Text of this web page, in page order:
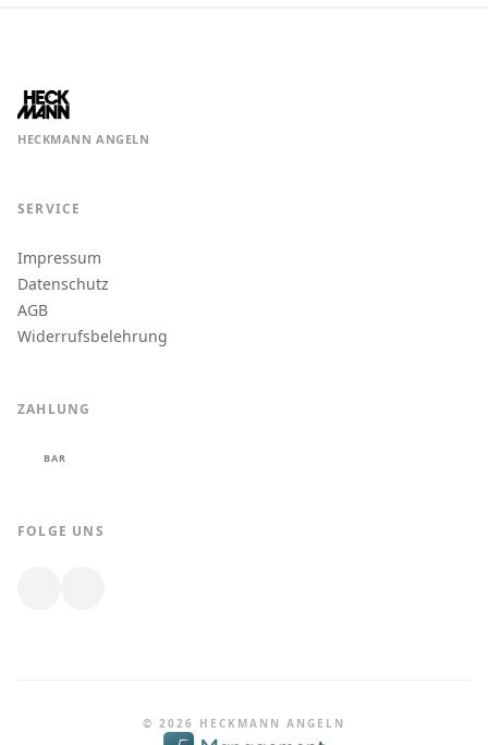
HECKMANN ANGELN
SERVICE
Impressum
Datenschutz
AGB
Widerrufsbelehrung
ZAHLUNG
BAR
FOLGE UNS
© 2026 HECKMANN ANGELN